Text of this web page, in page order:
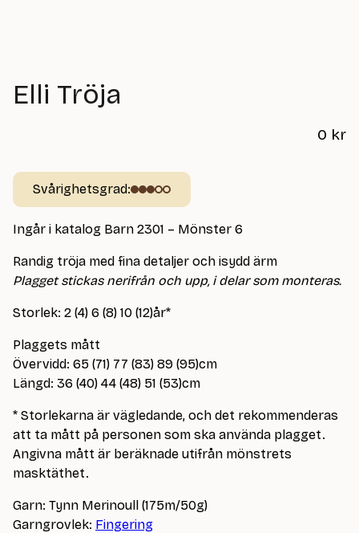
Elli Tröja
0 kr
Svårighetsgrad:
Ingår i katalog Barn 2301 – Mönster 6
Randig tröja med fina detaljer och isydd ärm
Plagget stickas nerifrån och upp, i delar som monteras.
Storlek: 2 (4) 6 (8) 10 (12)år*
Plaggets mått
Övervidd: 65 (71) 77 (83) 89 (95)cm
Längd: 36 (40) 44 (48) 51 (53)cm
* Storlekarna är vägledande, och det rekommenderas
att ta mått på personen som ska använda plagget.
Angivna mått är beräknade utifrån mönstrets
masktäthet.
Garn: Tynn Merinoull (175m/50g)
Garngrovlek: Fingering